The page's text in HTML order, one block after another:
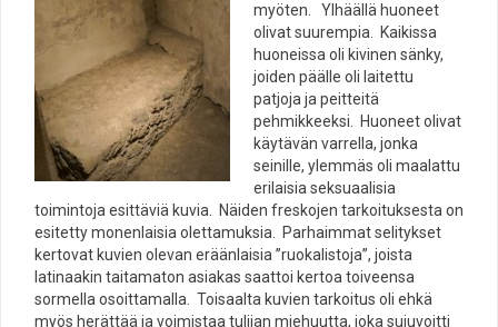
myöten. Ylhäällä huoneet
olivat suurempia. Kaikissa
huoneissa oli kivinen sänky,
joiden päälle oli laitettu
patjoja ja peitteitä
pehmikkeeksi. Huoneet olivat
käytävän varrella, jonka
seinille, ylemmäs oli maalattu
erilaisia seksuaalisia
toimintoja esittäviä kuvia. Näiden freskojen tarkoituksesta on
esitetty monenlaisia olettamuksia. Parhaimmat selitykset
kertovat kuvien olevan eräänlaisia ”ruokalistoja”, joista
latinaakin taitamaton asiakas saattoi kertoa toiveensa
sormella osoittamalla. Toisaalta kuvien tarkoitus oli ehkä
myös herättää ja voimistaa tulijan miehuutta, joka sujuvoitti